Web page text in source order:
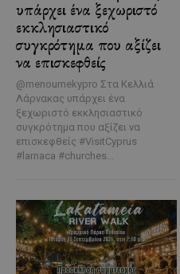
υπάρχει ένα ξεχωριστό
εκκλησιαστικό
συγκρότημα που αξίζει
να επισκεφθείς
@menoumekypro Στα Κελλιά
Λάρνακας υπάρχει ένα
ξεχωριστό εκκλησιαστικό
συγκρότημα που αξίζει να
επισκεφθείς #VisitCyprus
#larnaca #churches...